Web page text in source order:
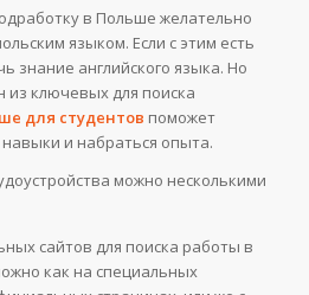
в Польше желательно
языком. Если с этим есть
знание английского языка. Но
из ключевых для поиска
для студентов поможет
и набраться опыта.
можно несколькими
сайтов для поиска работы в
как на специальных